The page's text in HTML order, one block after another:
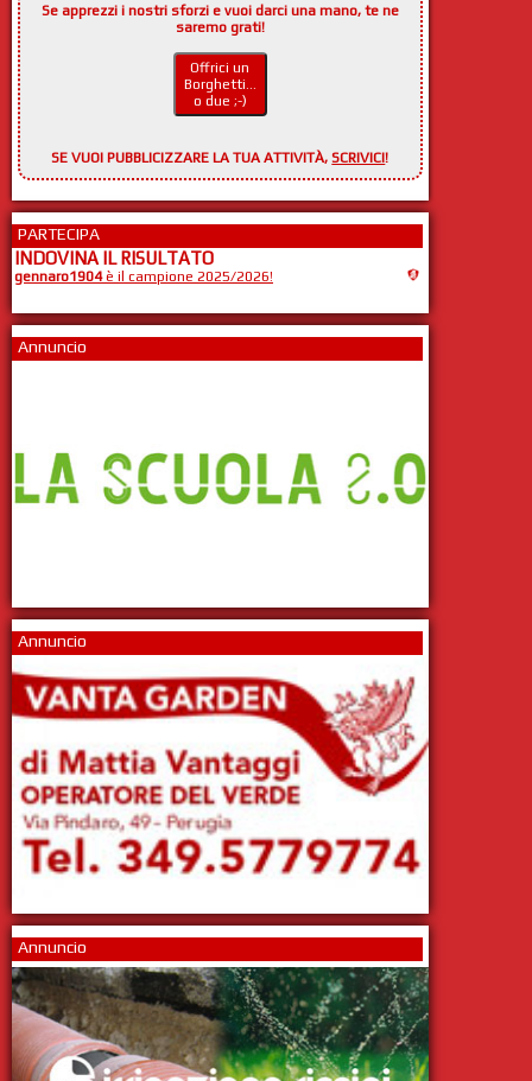
Se apprezzi i nostri sforzi e vuoi darci una mano, te ne
saremo grati!
Offrici un
Borghetti...
o due ;-)
SE VUOI PUBBLICIZZARE LA TUA ATTIVITÀ,SCRIVICI!
PARTECIPA
INDOVINA IL RISULTATO
gennaro1904è il campione 2025/2026!
Annuncio
Annuncio
Annuncio